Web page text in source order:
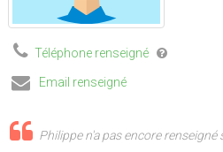
Téléphone renseigné
Email renseigné
Philippe n'a pas encore renseigné